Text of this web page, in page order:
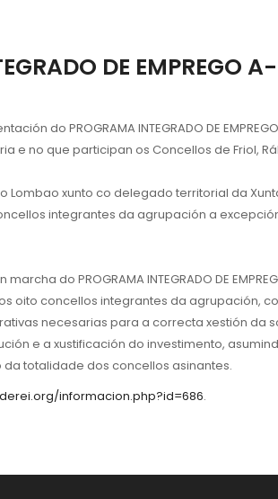
DE EMPREGO A-
do PROGRAMA INTEGRADO DE
e no que participan os Concellos de Friol,
xunto co delegado territorial da
integrantes da agrupación a
do PROGRAMA INTEGRADO DE
oito concellos integrantes da agrupación,
necesarias para a correcta xestión da
e a xustificación do investimento,
totalidade dos concellos asinantes.
informacion.php?id=686.